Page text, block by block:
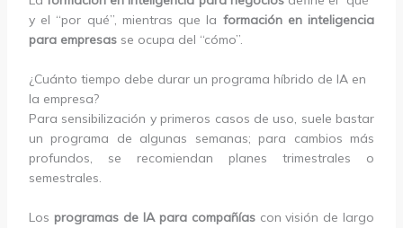
y el “por qué”, mientras que la formación en inteligencia
para empresasse ocupa del “cómo”.
¿Cuánto tiempo debe durar un programa híbrido de IA en
la empresa?
Para sensibilización y primeros casos de uso, suele bastar
un programa de algunas semanas; para cambios más
profundos, se recomiendan planes trimestrales o
semestrales.
Los programas de IA para compañíascon visión de largo